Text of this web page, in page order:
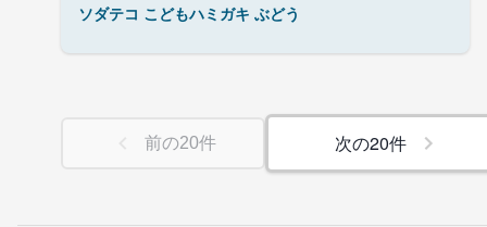
ソダテコ こどもハミガキ ぶどう
前の20件 次の20件